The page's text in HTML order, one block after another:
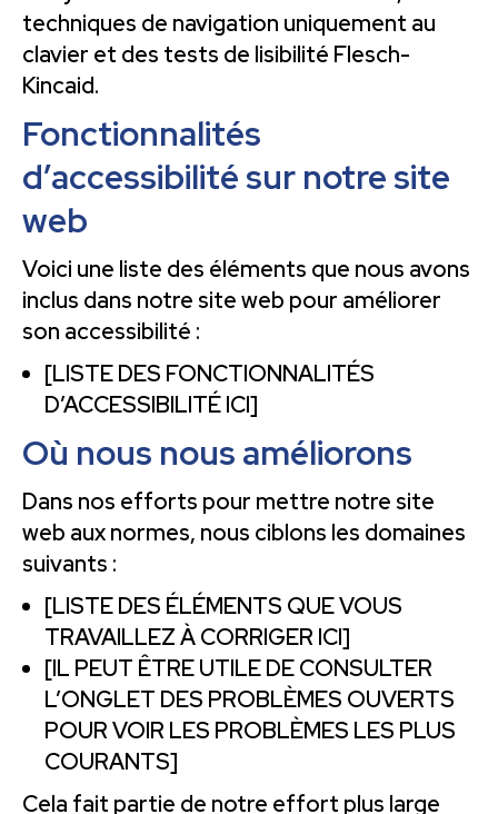
techniques de navigation uniquement au
clavier et des tests de lisibilité Flesch-
Kincaid.
Fonctionnalités
d’accessibilité sur notre site
web
Voici une liste des éléments que nous avons
inclus dans notre site web pour améliorer
son accessibilité :
[LISTE DES FONCTIONNALITÉS
D’ACCESSIBILITÉ ICI]
Où nous nous améliorons
Dans nos efforts pour mettre notre site
web aux normes, nous ciblons les domaines
suivants :
[LISTE DES ÉLÉMENTS QUE VOUS
TRAVAILLEZ À CORRIGER ICI]
[IL PEUT ÊTRE UTILE DE CONSULTER
L’ONGLET DES PROBLÈMES OUVERTS
POUR VOIR LES PROBLÈMES LES PLUS
COURANTS]
Cela fait partie de notre effort plus large